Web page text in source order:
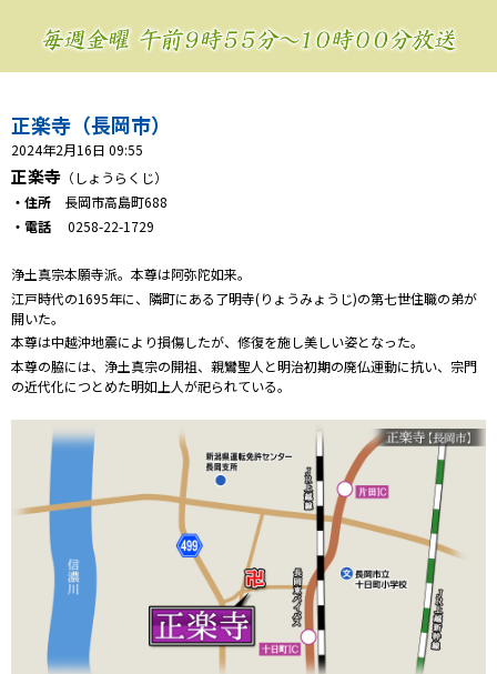
天気
プレゼント
コンテンツ・アプリ
キッズ
Well-being
ショッピング
会社概要・ビジョン
お問い合わせ
正楽寺（長岡市）
2024年2月16日 09:55
正楽寺 （しょうらくじ）
・住所 長岡市高島町688
・電話 0258-22-1729
浄土真宗本願寺派。本尊は阿弥陀如来。
江戸時代の1695年に、隣町にある了明寺(りょうみょうじ)の第七世住職の弟が
開いた。
本尊は中越沖地震により損傷したが、修復を施し美しい姿となった。
本尊の脇には、浄土真宗の開祖、親鸞聖人と明治初期の廃仏運動に抗い、宗門
の近代化につとめた明如上人が祀られている。